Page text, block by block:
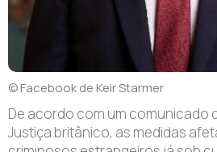
© Facebook de Keir Starmer
De acordo com um comunicado
Justiça britânico, as medidas